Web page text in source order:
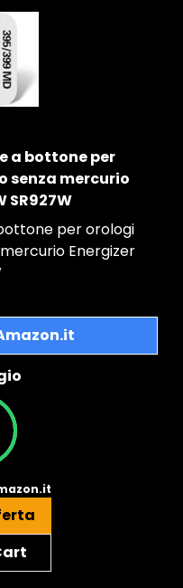
a bottone per
senza mercurio
SR927W
per orologi
Energizer